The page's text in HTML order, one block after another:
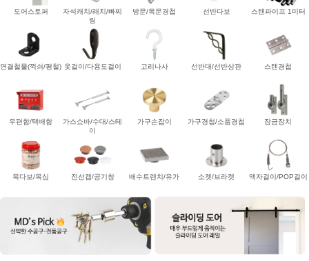
도어스토퍼
자석캐치/래치/빠찌
링
방문/목문경첩 선반다보 스탠파이프 1미터
연결철물(꺽쇠/평철) 옷걸이/다용도걸이 고리나사 선반대/선반상판 스텐경첩
우편함/택배함
가스쇼바/수대/스테
이
가구손잡이 가구경첩/소품경첩 잠금장치
목다보/목심 전선캡/공기창 배수트렌치/유가 소켓/브라켓 액자걸이/POP걸이